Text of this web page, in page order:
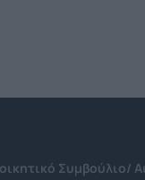
Συμβούλιο/